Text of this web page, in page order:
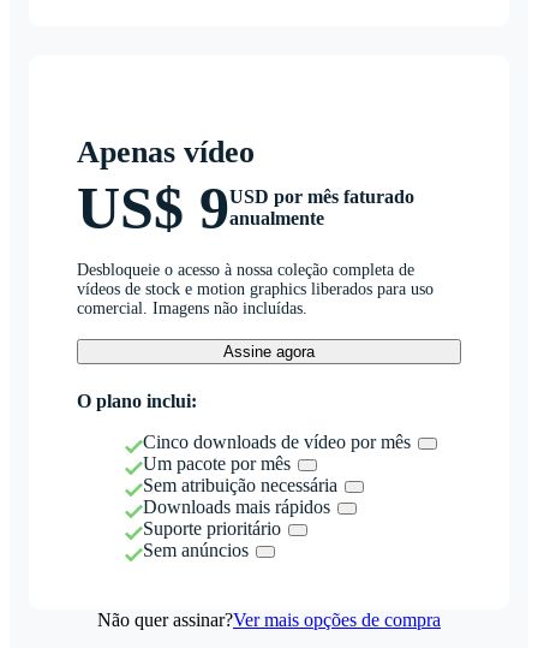
Apenas vídeo
US$ 9USD por mês faturado
anualmente
Desbloqueie o acesso à nossa coleção completa de
vídeos de stock e motion graphics liberados para uso
comercial. Imagens não incluídas.
Assine agora
O plano inclui:
Cinco downloads de vídeo por mês
Um pacote por mês
Sem atribuição necessária
Downloads mais rápidos
Suporte prioritário
Sem anúncios
Não quer assinar?Ver mais opções de compra